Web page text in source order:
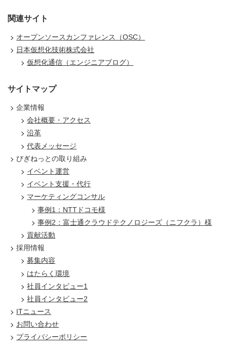
関連サイト
オープンソースカンファレンス（OSC）
日本仮想化技術株式会社
仮想化通信（エンジニアブログ）
サイトマップ
企業情報
会社概要・アクセス
沿革
代表メッセージ
びぎねっとの取り組み
イベント運営
イベント支援・代行
マーケティングコンサル
事例1：NTTドコモ様
事例2：富士通クラウドテクノロジーズ（ニフクラ）様
貢献活動
採用情報
募集内容
はたらく環境
社員インタビュー1
社員インタビュー2
ITニュース
お問い合わせ
プライバシーポリシー